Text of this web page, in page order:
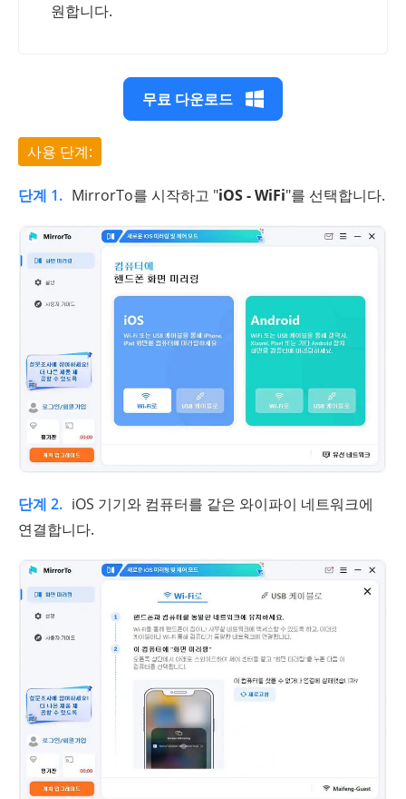
원합니다.
무료 다운로드
사용 단계:
단계 1. MirrorTo를 시작하고 "iOS - WiFi"를 선택합니다.
단계 2. iOS 기기와 컴퓨터를 같은 와이파이 네트워크에
연결합니다.